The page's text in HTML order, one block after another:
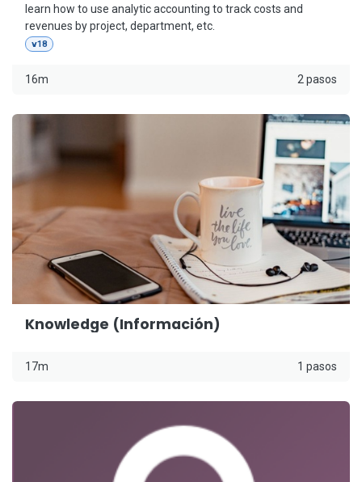
learn how to use analytic accounting to track costs and
revenues by project, department, etc.
v18
16m 2 pasos
Knowledge (Información)
17m 1 pasos